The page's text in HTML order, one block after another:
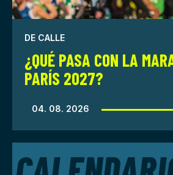
DE CALLE
¿QUÉ PASA CON LA
PARÍS 2027?
04. 08. 2026